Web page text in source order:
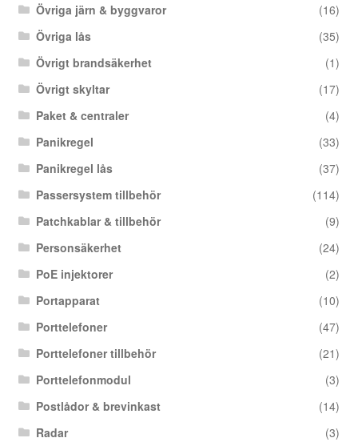
Övriga järn & byggvaror
(16)
Övriga lås
(35)
Övrigt brandsäkerhet
(1)
Övrigt skyltar
(17)
Paket & centraler
(4)
Panikregel
(33)
Panikregel lås
(37)
Passersystem tillbehör
(114)
Patchkablar & tillbehör
(9)
Personsäkerhet
(24)
PoE injektorer
(2)
Portapparat
(10)
Porttelefoner
(47)
Porttelefoner tillbehör
(21)
Porttelefonmodul
(3)
Postlådor & brevinkast
(14)
Radar
(3)